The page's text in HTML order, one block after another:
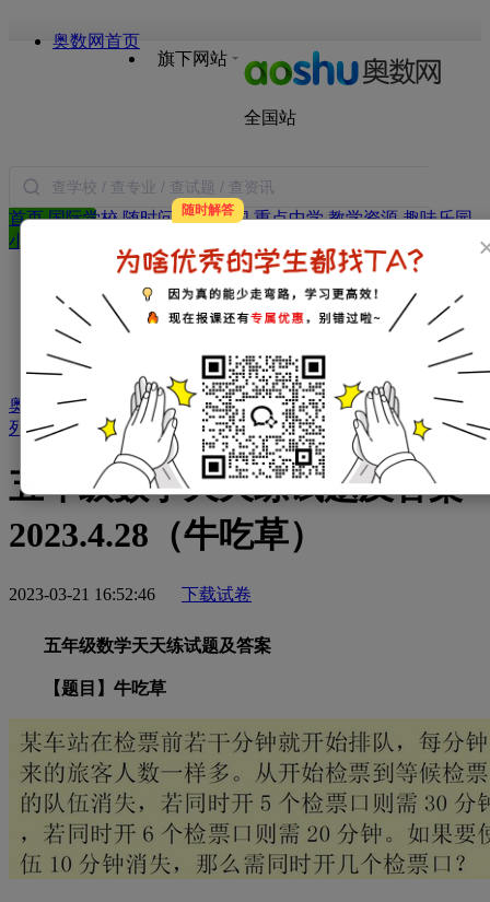
奥数网首页
旗下网站
全国站
首页国际学校 随时问 随时解答
小学新闻 重点中学 教学资源 趣味乐园
小学试题
学科：小学数学 小学语文 小学英语 小学作文
小学日记
家庭教育：
教育新闻 学习方法 暑假生活 父母必读
奥数 >小学资源库>奥数天天练> 五年级奥数天天练
文章
列表> 正文
五年级数学天天练试题及答案
2023.4.28（牛吃草）
2023-03-21 16:52:46 下载试卷
五年级数学天天练试题及答案
【题目】牛吃草